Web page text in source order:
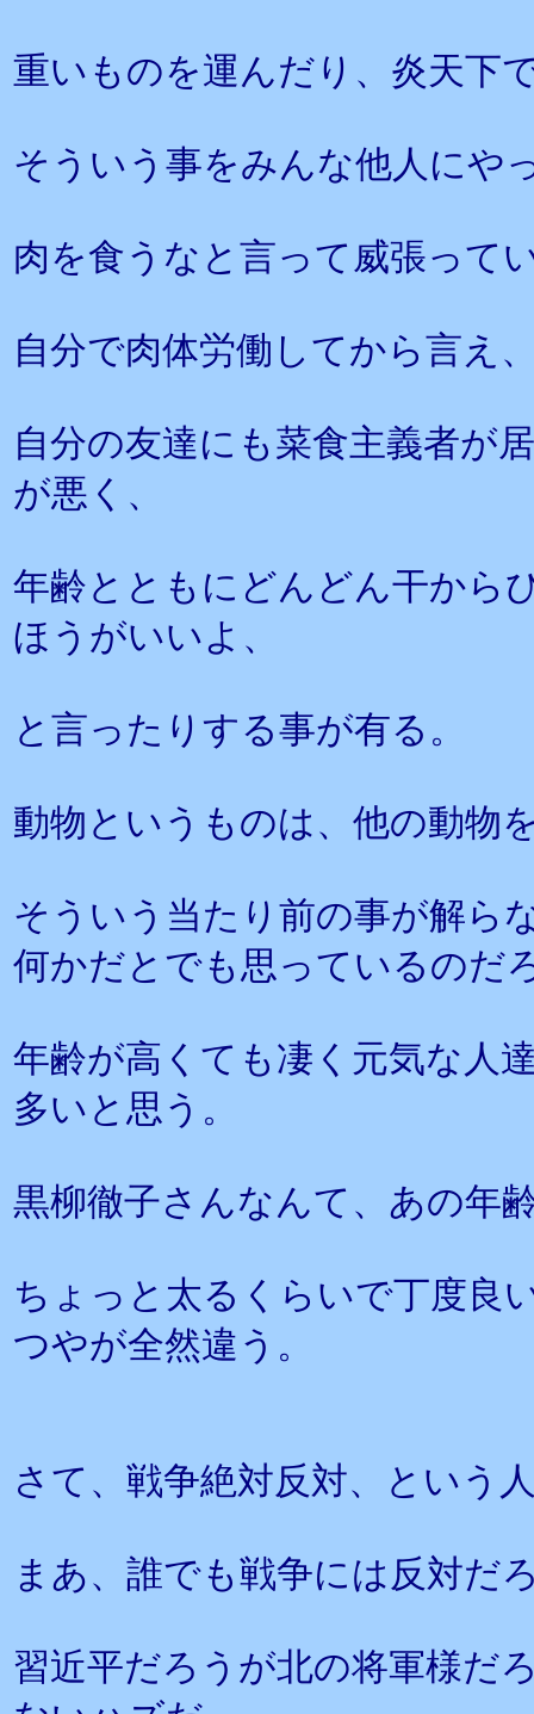
重いものを運んだり、炎天下
そういう事をみんな他人にや
肉を食うなと言って威張って
自分で肉体労働してから言え
自分の友達にも菜食主義者が
が悪く、
年齢とともにどんどん干から
ほうがいいよ、
と言ったりする事が有る。
動物というものは、他の動物
そういう当たり前の事が解ら
何かだとでも思っているのだ
年齢が高くても凄く元気な人
多いと思う。
黒柳徹子さんなんて、あの年
ちょっと太るくらいで丁度良
つやが全然違う。
さて、戦争絶対反対、という
まあ、誰でも戦争には反対だ
習近平だろうが北の将軍様だ